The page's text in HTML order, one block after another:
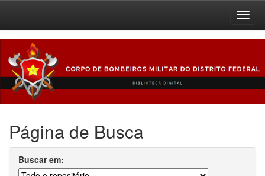
navigation
Página de Busca
Buscar em: